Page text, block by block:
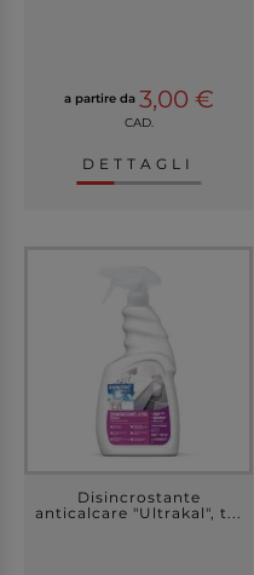
a partire da 3,00 €
CAD.
DETTAGLI
Disincrostante
anticalcare "Ultrakal", t...